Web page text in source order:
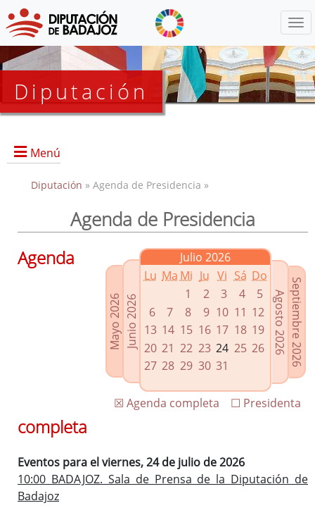
Diputación
Menú
Presidencia
Grupos Políticos
Enlaces relacionados
Agenda de Presidencia
Plenos provinciales y Juntas de gobierno
Oficina de Proyectos Europeos
Diputación » Agenda de Presidencia »
Agenda de Presidencia
Mayo 2026Junio 2026
Julio 2026
Lu Ma Mi Ju Vi Sá Do
1
2 3 4
5
6
7 8 9 10 11 12
13 14 15 16 17 18 19
20 21 22 23 24 25 26
27 28 29 30 31 Septiembre 2026
Agosto 2026
☐ Presidenta
☒ Agenda completa
Agenda
completa
Eventos para el viernes, 24 de julio de 2026
10:00 BADAJOZ. Sala de Prensa de la Diputación de
Badajoz